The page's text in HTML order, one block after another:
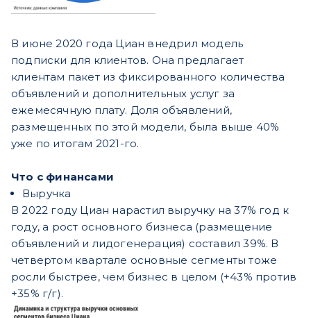
В июне 2020 года Циан внедрил модель
подписки для клиентов. Она предлагает
клиентам пакет из фиксированного количества
объявлений и дополнительных услуг за
ежемесячную плату. Доля объявлений,
размещенных по этой модели, была выше 40%
уже по итогам 2021-го.
Что с финансами
Выручка
В 2022 году Циан нарастил выручку на 37% год к
году, а рост основного бизнеса (размещение
объявлений и лидогенерация) составил 39%. В
четвертом квартале основные сегменты тоже
росли быстрее, чем бизнес в целом (+43% против
+35% г/г).